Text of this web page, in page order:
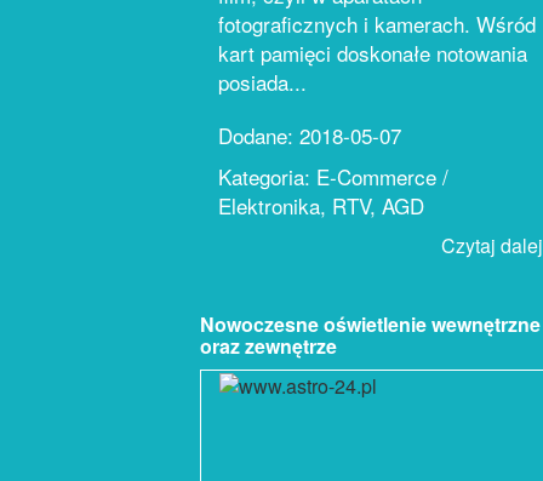
fotograficznych i kamerach. Wśród
kart pamięci doskonałe notowania
posiada...
Dodane: 2018-05-07
Kategoria: E-Commerce /
Elektronika, RTV, AGD
Czytaj
Nowoczesne oświetlenie wewnętrzne
oraz zewnętrze